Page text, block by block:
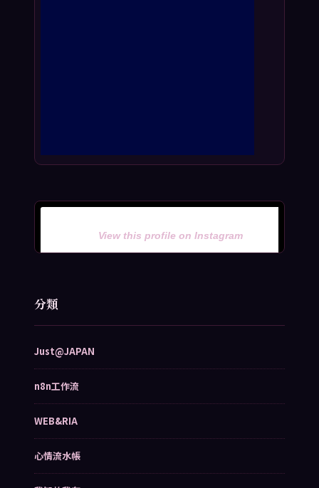
View this profile on Instagram
分類
Just@JAPAN
n8n工作流
WEB&RIA
心情流水帳